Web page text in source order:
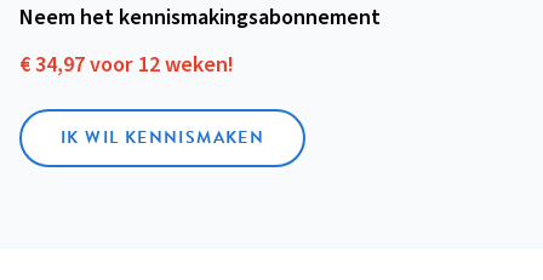
Neem het kennismakings­abonnement
€ 34,97 voor 12 weken!
IK WIL KENNISMAKEN